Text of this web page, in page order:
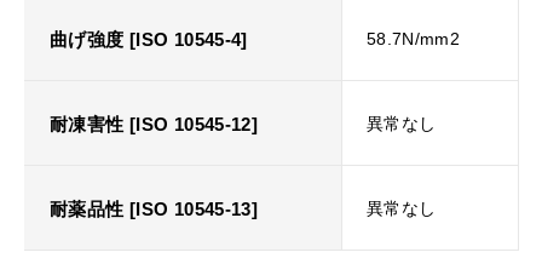
曲げ強度 [ISO 10545-4] 58.7N/mm2
耐凍害性 [ISO 10545-12] 異常なし
耐薬品性 [ISO 10545-13] 異常なし